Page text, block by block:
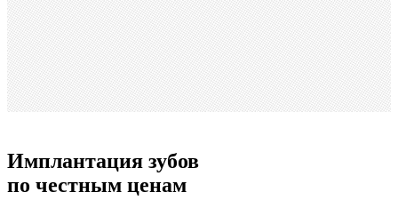
Имплантация зубов
по честным ценам